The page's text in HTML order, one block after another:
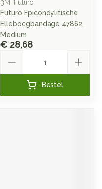
3M, Futuro
Futuro Epicondylitische
Elleboogbandage 47862,
Medium
€ 28,68
Bestel